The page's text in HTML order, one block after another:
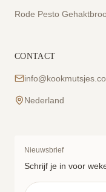
Rode Pesto
CONTACT
Nederland
Nieuwsbrief
Schrijf je in voor